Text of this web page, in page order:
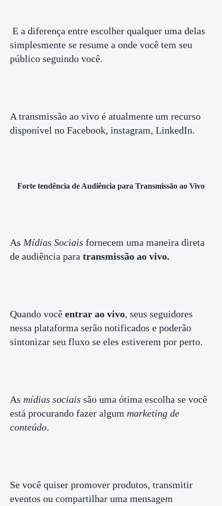
E a diferença entre escolher qualquer uma delas
simplesmente se resume a onde você tem seu
público seguindo você.
A transmissão ao vivo é atualmente um recurso
disponível no Facebook, instagram, LinkedIn.
Forte tendência de Audiência para Transmissão ao Vivo
As Mídias Sociais fornecem uma maneira direta
de audiência para transmissão ao vivo.
Quando você entrar ao vivo, seus seguidores
nessa plataforma serão notificados e poderão
sintonizar seu fluxo se eles estiverem por perto.
As mídias sociais são uma ótima escolha se você
está procurando fazer algum marketing de
conteúdo.
Se você quiser promover produtos, transmitir
eventos ou compartilhar uma mensagem